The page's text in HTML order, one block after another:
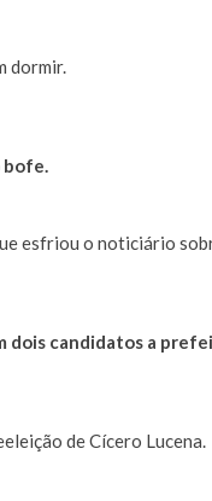
dormir.
bofe.
esfriou o noticiário
dois candidatos a
de Cícero Lucena.